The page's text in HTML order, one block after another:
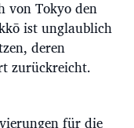
von Tokyo den
ist unglaublich
deren
zurückreicht.
für die